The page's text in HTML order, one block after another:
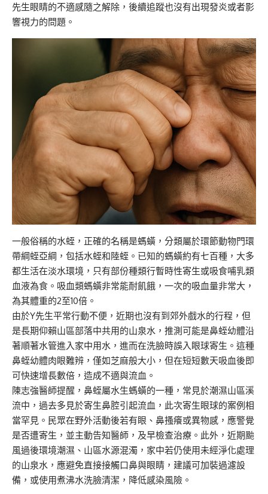
先生眼睛的不適感隨之解除，後續追蹤也沒有出現發炎或者影
響視力的問題。
一般俗稱的水蛭，正確的名稱是螞蟥，分類屬於環節動物門環
帶綱蛭亞綱，包括水蛭和陸蛭。已知的螞蟥約有七百種，大多
都生活在淡水環境，只有部份種類行暫時性寄生或吸食哺乳類
血液為食。吸血類螞蟥非常能耐飢餓，一次的吸血量非常大，
為其體重的2至10倍。
由於Y先生平常行動不便，近期也沒有到郊外戲水的行程，但
是長期仰賴山區部落中共用的山泉水，推測可能是鼻蛭幼體沿
著順著水管進入家中用水，進而在洗臉時誤入眼球寄生。這種
鼻蛭幼體肉眼難辨，僅如芝麻般大小，但在短短數天吸血後即
可快速增長數倍，造成不適與流血。
陳志強醫師提醒，鼻蛭屬水生螞蟥的一種，常見於潮濕山區溪
流中，過去多見於寄生鼻腔引起流血，此次寄生眼球的案例相
當罕見。民眾在野外活動後若有眼、鼻搔癢或異物感，應警覺
是否遭寄生，並主動告知醫師，及早檢查治療。此外，近期颱
風過後環境潮濕、山區水源混濁，家中若仍使用未經淨化處理
的山泉水，應避免直接接觸口鼻與眼睛，建議可加裝過濾設
備，或使用煮沸水洗臉清潔，降低感染風險。